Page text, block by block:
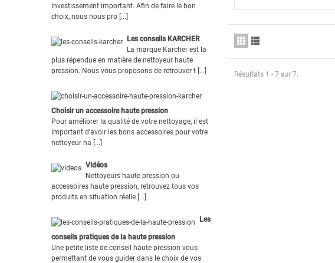
investissement important. Afin de faire le bon
choix, nous nous pro [...]
Les conseils KARCHER
La marque Karcher est la
plus répendue en matière de nettoyeur haute
pression. Nous vous proposons de retrouver t [...]
Choisir un accessoire haute pression
Pour améliorer la qualité de votre nettoyage, il est
important d’avoir les bons accessoires pour votre
nettoyeur ha [...]
Vidéos
Nettoyeurs haute pression ou
accessoires haute pression, retrouvez tous vos
produits en situation réelle [...]
Les
conseils pratiques de la haute pression
Une petite liste de conseil haute pression vous
permettant de vous guider dans le choix de vos
Résultats 1 - 7 sur 7.